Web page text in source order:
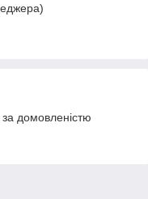
домовленістю